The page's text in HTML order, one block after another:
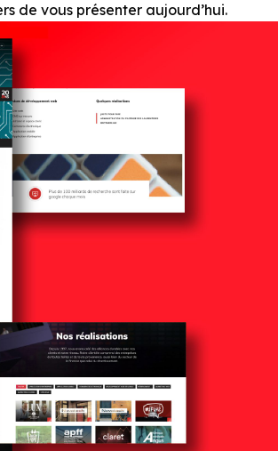
de vous présenter aujourd’hui.